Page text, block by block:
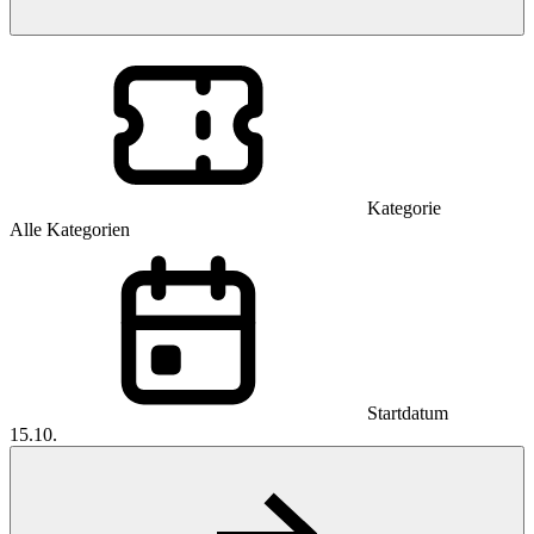
Kategorie
Alle Kategorien
Startdatum
15.10.